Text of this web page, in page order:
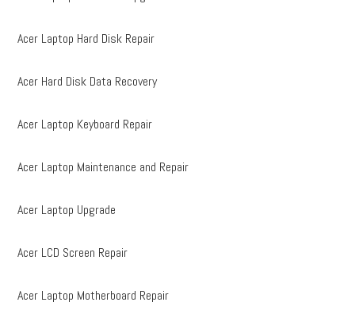
Acer Laptop Hard Disk Repair
Acer Hard Disk Data Recovery
Acer Laptop Keyboard Repair
Acer Laptop Maintenance and Repair
Acer Laptop Upgrade
Acer LCD Screen Repair
Acer Laptop Motherboard Repair